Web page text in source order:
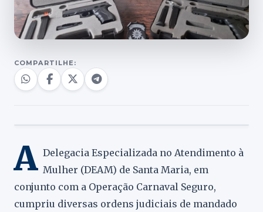
COMPARTILHE:
A Delegacia Especializada no Atendimento à
Mulher (DEAM) de Santa Maria, em
conjunto com a Operação Carnaval Seguro,
cumpriu diversas ordens judiciais de mandado